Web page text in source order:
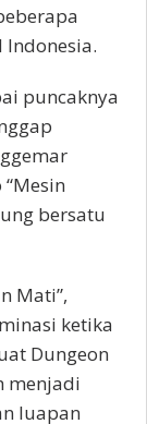
puncaknya
bersatu
Mati”,
ketika
Dungeon
menjadi
luapan